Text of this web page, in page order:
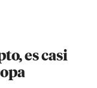
es casi